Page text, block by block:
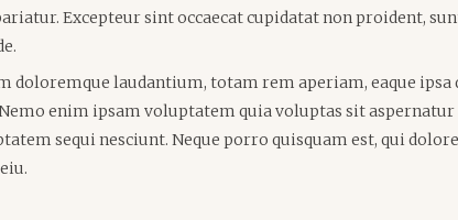
Excepteur sint occaecat cupidatat non proident,
doloremque laudantium, totam rem aperiam, eaque
enim ipsam voluptatem quia voluptas sit
sequi nesciunt. Neque porro quisquam est, qui